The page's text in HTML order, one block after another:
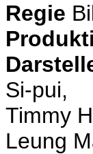
Regie
Si-pui,
Timmy
Leung